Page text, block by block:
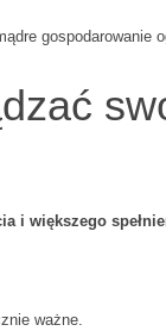
gospodarowanie
i większego
ważne.